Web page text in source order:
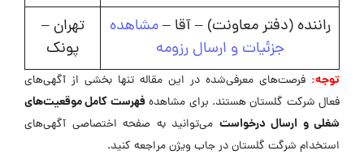
راننده (دفتر معاونت) – آقا –مشاهده
جزئیات و ارسال رزومه
تهران –
پونک
توجه: فرصت‌های معرفی‌شده در این مقاله تنها بخشی از آگهی‌های
فعال شرکت گلستان هستند. برای مشاهدهفهرست کامل موقعیت‌های
شغلی و ارسال درخواست می‌توانید به صفحه اختصاصی آگهی‌های
استخدام شرگت گلستان در جاب ویژن مراجعه کنید.